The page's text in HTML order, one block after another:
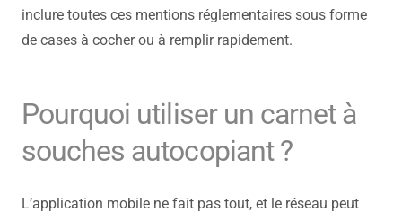
inclure toutes ces mentions réglementaires sous forme
de cases à cocher ou à remplir rapidement.
Pourquoi utiliser un carnet à
souches autocopiant ?
L’application mobile ne fait pas tout, et le réseau peut